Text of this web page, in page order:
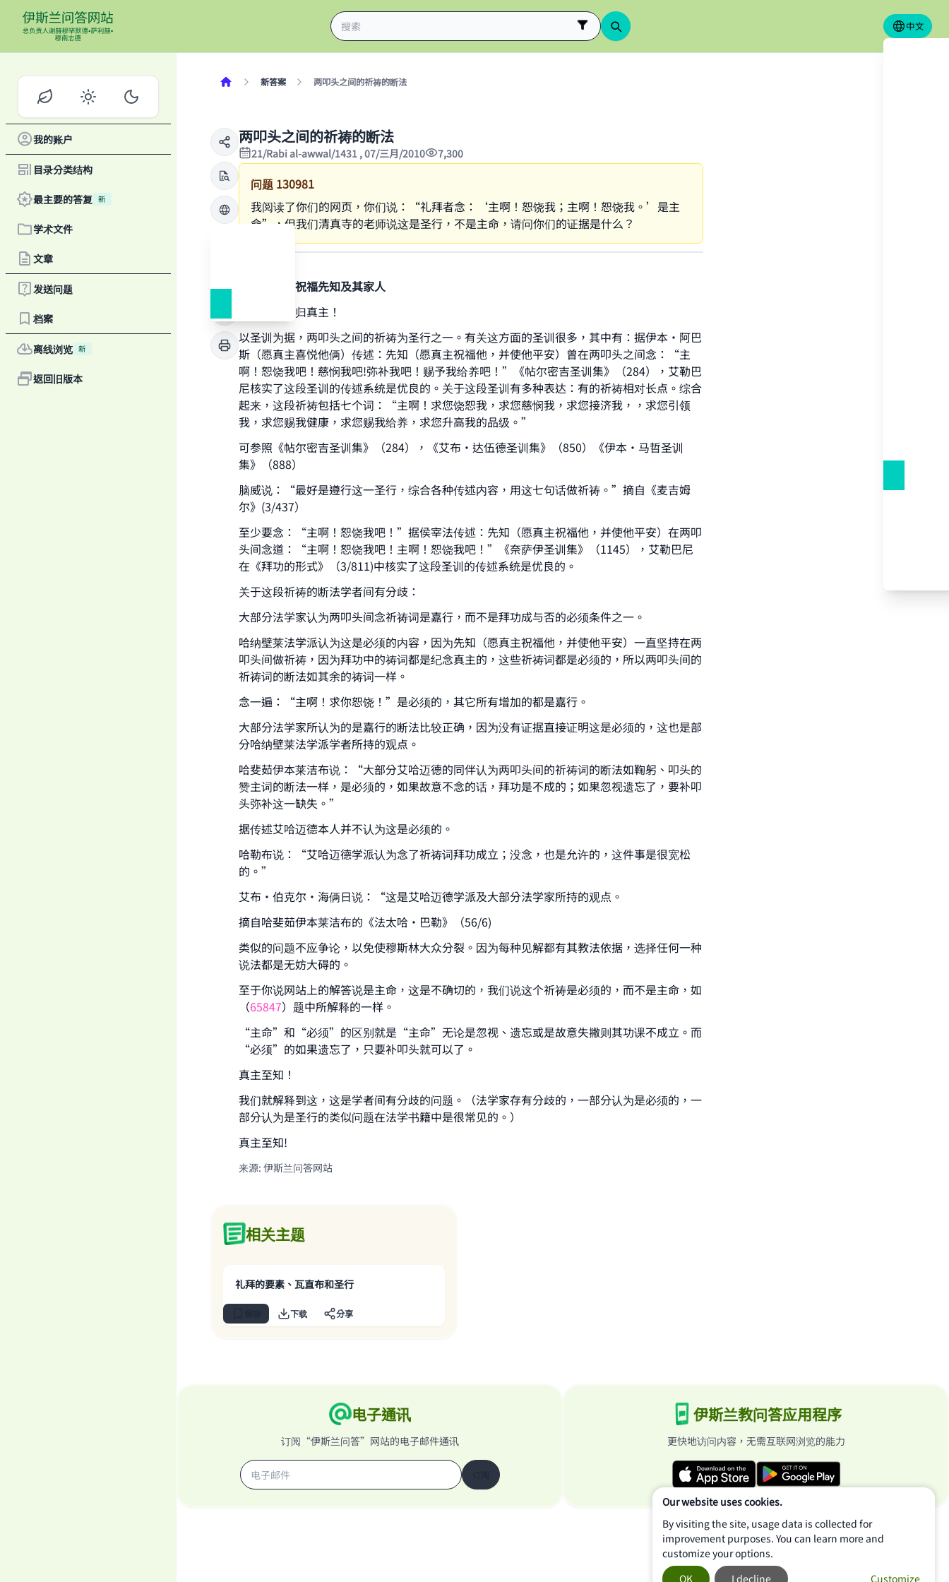
中文
我的账户
目录分类结构
最主要的答复 新
学术文件
文章
发送问题
档案
离线浏览 新
返回旧版本
新答案 两叩头之间的祈祷的断法
两叩头之间的祈祷的断法
21/Rabi al-awwal/1431 , 07/三月/2010 7,300
问题 130981
我阅读了你们的网页，你们说：“礼拜者念：‘主啊！恕饶我；主啊！恕饶我。’是主
命”，但我们清真寺的老师说这是圣行，不是主命，请问你们的证据是什么？
感谢真主，祝福先知及其家人
一切赞颂全归真主！
以圣训为据，两叩头之间的祈祷为圣行之一。有关这方面的圣训很多，其中有：据伊本・阿巴
斯（愿真主喜悦他俩）传述：先知（愿真主祝福他，并使他平安）曾在两叩头之间念：“主
啊！恕饶我吧！慈悯我吧!弥补我吧！赐予我给养吧！”《帖尔密吉圣训集》（284），艾勒巴
尼核实了这段圣训的传述系统是优良的。关于这段圣训有多种表达：有的祈祷相对长点。综合
起来，这段祈祷包括七个词：“主啊！求您饶恕我，求您慈悯我，求您接济我，，求您引领
我，求您赐我健康，求您赐我给养，求您升高我的品级。”
可参照《帖尔密吉圣训集》（284），《艾布·达伍德圣训集》（850）《伊本·马哲圣训
集》（888）
脑威说：“最好是遵行这一圣行，综合各种传述内容，用这七句话做祈祷。”摘自《麦吉姆
尔》(3/437）
至少要念：“主啊！恕饶我吧！”据侯宰法传述：先知（愿真主祝福他，并使他平安）在两叩
头间念道：“主啊！恕饶我吧！主啊！恕饶我吧！”《奈萨伊圣训集》（1145），艾勒巴尼
在《拜功的形式》（3/811)中核实了这段圣训的传述系统是优良的。
关于这段祈祷的断法学者间有分歧：
大部分法学家认为两叩头间念祈祷词是嘉行，而不是拜功成与否的必须条件之一。
哈纳壁莱法学派认为这是必须的内容，因为先知（愿真主祝福他，并使他平安）一直坚持在两
叩头间做祈祷，因为拜功中的祷词都是纪念真主的，这些祈祷词都是必须的，所以两叩头间的
祈祷词的断法如其余的祷词一样。
念一遍：“主啊！求你恕饶！”是必须的，其它所有增加的都是嘉行。
大部分法学家所认为的是嘉行的断法比较正确，因为没有证据直接证明这是必须的，这也是部
分哈纳壁莱法学派学者所持的观点。
哈斐茹伊本莱洁布说：“大部分艾哈迈德的同伴认为两叩头间的祈祷词的断法如鞠躬、叩头的
赞主词的断法一样，是必须的，如果故意不念的话，拜功是不成的；如果忽视遗忘了，要补叩
头弥补这一缺失。”
据传述艾哈迈德本人并不认为这是必须的。
哈勒布说：“艾哈迈德学派认为念了祈祷词拜功成立；没念，也是允许的，这件事是很宽松
的。”
艾布・伯克尔・海俩日说：“这是艾哈迈德学派及大部分法学家所持的观点。
摘自哈斐茹伊本莱洁布的《法太哈・巴勒》（56/6)
类似的问题不应争论，以免使穆斯林大众分裂。因为每种见解都有其教法依据，选择任何一种
说法都是无妨大碍的。
至于你说网站上的解答说是主命，这是不确切的，我们说这个祈祷是必须的，而不是主命，如
（65847）题中所解释的一样。
“主命”和“必须”的区别就是“主命”无论是忽视、遗忘或是故意失撇则其功课不成立。而
“必须”的如果遗忘了，只要补叩头就可以了。
真主至知！
我们就解释到这，这是学者间有分歧的问题。（法学家存有分歧的，一部分认为是必须的，一
部分认为是圣行的类似问题在法学书籍中是很常见的。）
真主至知!
来源: 伊斯兰问答网站
相关主题
礼拜的要素、瓦直布和圣行
下载 分享
电子通讯
订阅“伊斯兰问答”网站的电子邮件通讯
伊斯兰教问答应用程序
更快地访问内容，无需互联网浏览的能力
Make an impact on millions of lives with your
contribution today
Your support is crucial for our mission.
The Prophet (ﷺ) said:
"A person who leads others to doing what is good will earn the
same reward as those who do it."
(MUSLIM, 1893)
Support IslamQA
Our website uses cookies.
By visiting the site, usage data is collected for
improvement purposes. You can learn more and
customize your options.
Customize
I decline
OK